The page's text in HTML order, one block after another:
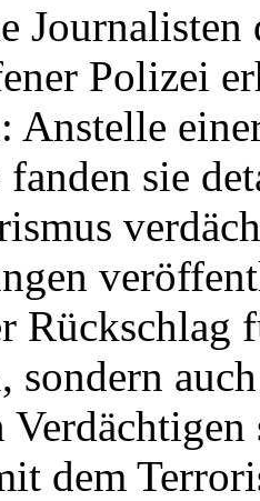
Polizei
Anstelle
fanden sie
Rückschlag
sondern
dem